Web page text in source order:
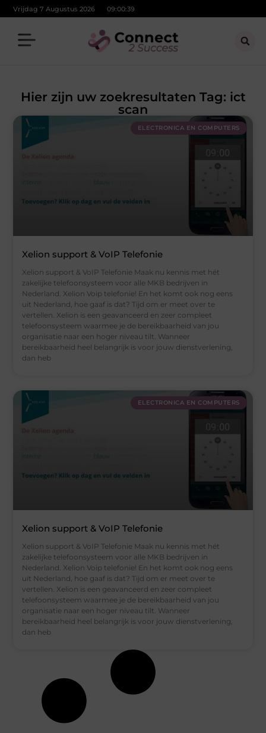
Vrijdag 7 Augustus 2026 09:00:40
Hier zijn uw zoekresultaten Tag: ict
scan
ELECTRONICA EN COMPUTERS
Xelion support & VoIP Telefonie
Xelion support & VoIP Telefonie Maak nu kennis met hét
zakelijke telefoonsysteem voor alle MKB bedrijven in
Nederland. Xelion Voip telefonie! En het komt ook nog eens
uit Nederland, hoe gaaf is dat? Tijd om er meet over te
vertellen. Xelion is een geavanceerd en zeer compleet
telefoonsysteem waarmee je de bereikbaarheid van jou
organisatie naar een hoger niveau tilt. Wanneer
bereikbaarheid heel belangrijk is voor jouw dienstverlening,
dan heb
ELECTRONICA EN COMPUTERS
Xelion support & VoIP Telefonie
Xelion support & VoIP Telefonie Maak nu kennis met hét
zakelijke telefoonsysteem voor alle MKB bedrijven in
Nederland. Xelion Voip telefonie! En het komt ook nog eens
uit Nederland, hoe gaaf is dat? Tijd om er meet over te
vertellen. Xelion is een geavanceerd en zeer compleet
telefoonsysteem waarmee je de bereikbaarheid van jou
organisatie naar een hoger niveau tilt. Wanneer
bereikbaarheid heel belangrijk is voor jouw dienstverlening,
dan heb